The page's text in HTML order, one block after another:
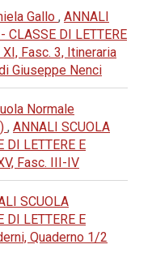
Gallo , ANNALI
CLASSE DI LETTERE
Fasc. 3, Itineraria
Giuseppe Nenci
Normale
, ANNALI SCUOLA
DI LETTERE E
Fasc. III-IV
SCUOLA
DI LETTERE E
Quaderno 1/2